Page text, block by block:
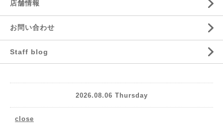
店舗情報
お問い合わせ
Staff blog
2026.08.06 Thursday
close